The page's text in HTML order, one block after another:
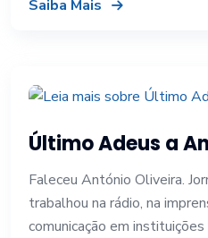
Saiba Mais
Último Adeus a
Faleceu António Oliveira.
trabalhou na rádio, na
comunicação em